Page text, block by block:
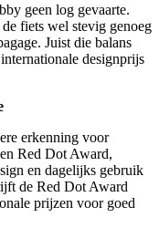
geen log gevaarte.
fiets wel stevig genoeg
Juist die balans
designprijs
erkenning voor
Red Dot Award,
en dagelijks gebruik
de Red Dot Award
prijzen voor goed